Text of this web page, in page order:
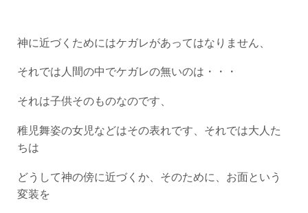
神に近づくためにはケガレがあってはなりません、
それでは人間の中でケガレの無いのは・・・
それは子供そのものなのです、
稚児舞姿の女児などはその表れです、それでは大人た
ちは
どうして神の傍に近づくか、そのために、お面という
変装を